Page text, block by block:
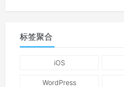
标签聚合
iOS
WordPress